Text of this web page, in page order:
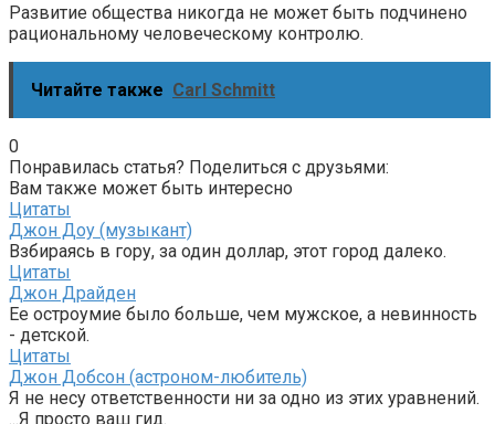
Развитие общества никогда не может быть подчинено
рациональному человеческому контролю.
Читайте также Carl Schmitt
0
Понравилась статья? Поделиться с друзьями:
Вам также может быть интересно
Цитаты
Джон Доу (музыкант)
Взбираясь в гору, за один доллар, этот город далеко.
Цитаты
Джон Драйден
Ее остроумие было больше, чем мужское, а невинность
- детской.
Цитаты
Джон Добсон (астроном-любитель)
Я не несу ответственности ни за одно из этих уравнений.
...Я просто ваш гид.